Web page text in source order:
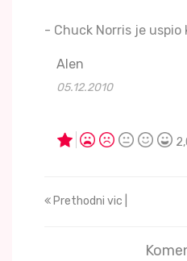
- Chuck Norris je uspio
Alen
05.12.2010
Prethodni vic |